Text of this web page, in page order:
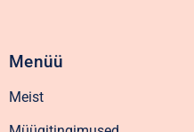
Menüü
Meist